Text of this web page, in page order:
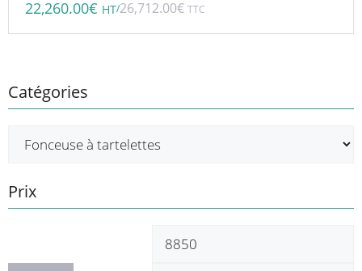
22,260.00€ HT/26,712.00€ TTC
Catégories
Prix
Prix